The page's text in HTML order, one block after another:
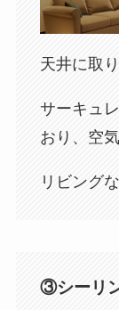
天井に取
サーキュ
おり、空
リビング
③シーリ